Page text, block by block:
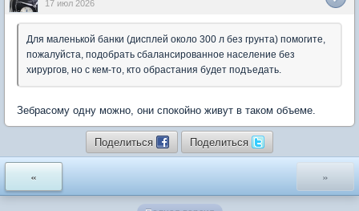
17 июл 2026
Для маленькой банки (дисплей около 300 л без грунта) помогите,
пожалуйста, подобрать сбалансированное население без
хирургов, но с кем-то, кто обрастания будет подъедать.
Зебрасому одну можно, они спокойно живут в таком объеме.
Поделиться Поделиться
« »